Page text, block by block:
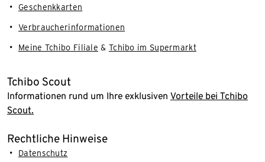
Geschenkkarten
Verbraucherinformationen
Meine Tchibo Filiale & Tchibo im Supermarkt
Tchibo Scout
Informationen rund um Ihre exklusiven Vorteile bei Tchibo
Scout.
Rechtliche Hinweise
Datenschutz